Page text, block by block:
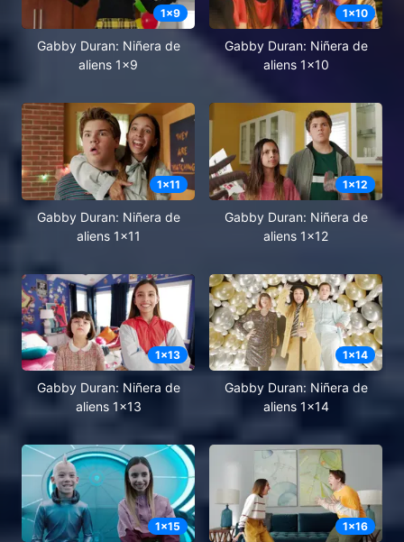
1x9
Gabby Duran: Niñera de
aliens 1x9
1x10
Gabby Duran: Niñera de
aliens 1x10
1x11
Gabby Duran: Niñera de
aliens 1x11
1x12
Gabby Duran: Niñera de
aliens 1x12
1x13
Gabby Duran: Niñera de
aliens 1x13
1x14
Gabby Duran: Niñera de
aliens 1x14
1x15 1x16